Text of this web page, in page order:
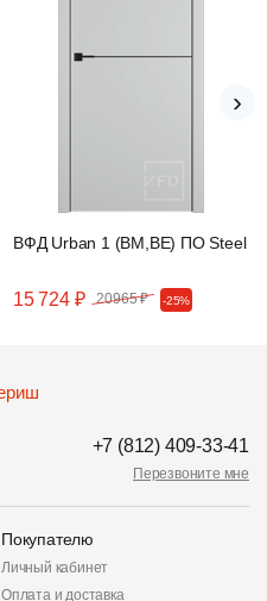
ВФД Urban 1 (BM,BE) ПО Steel
15 724 ₽ 20965 ₽ -25%
›
+7 (812) 409-33-41
Перезвоните мне
Покупателю
Личный кабинет
Оплата и доставка